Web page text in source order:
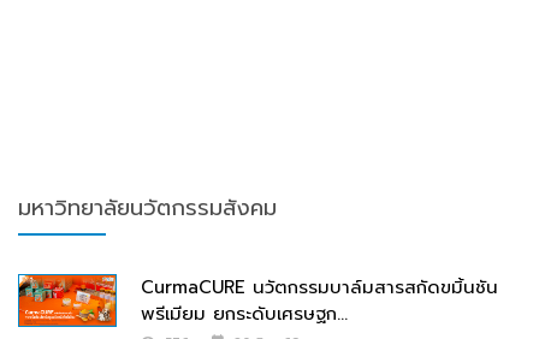
มหาวิทยาลัยนวัตกรรมสังคม
CurmaCURE นวัตกรรมบาล์มสารสกัดขมิ้นชัน
พรีเมียม ยกระดับเศรษฐก...